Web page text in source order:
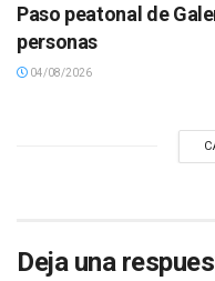
Paso peatonal de
personas
04/08/2026
Deja una